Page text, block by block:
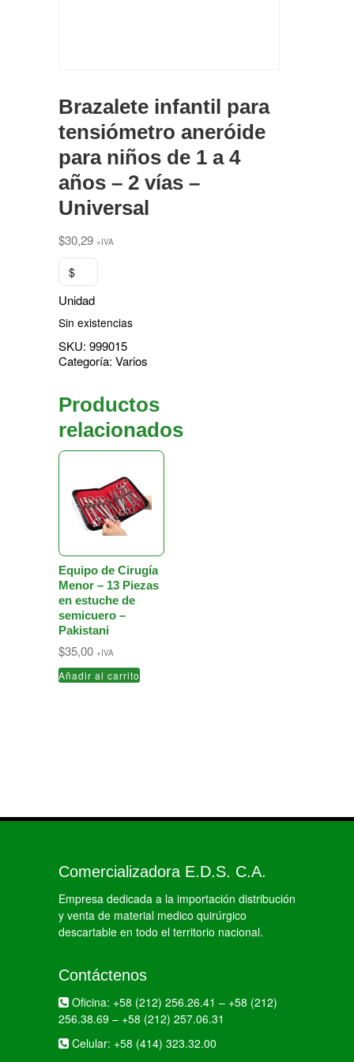
Brazalete infantil para
tensiómetro aneróide
para niños de 1 a 4
años – 2 vías –
Universal
$30,29 +IVA
$
Unidad
Sin existencias
SKU: 999015
Categoría: Varios
Productos
relacionados
Equipo de Cirugía
Menor – 13 Piezas
en estuche de
semicuero –
Pakistani
$35,00 +IVA
Añadir al carrito
Comercializadora E.D.S. C.A.
Empresa dedicada a la importación distribución
y venta de material medico quirúrgico
descartable en todo el territorio nacional.
Contáctenos
Oficina: +58 (212) 256.26.41 – +58 (212)
256.38.69 – +58 (212) 257.06.31
Celular: +58 (414) 323.32.00